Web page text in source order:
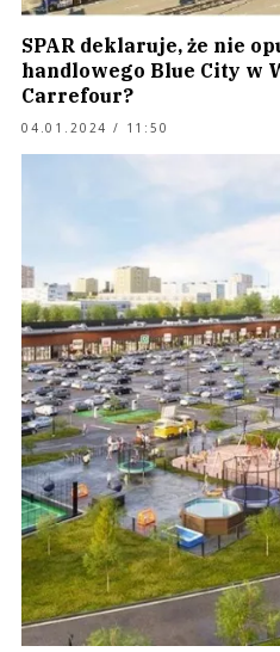
SPAR deklaruje, że nie
handlowego Blue City w
Carrefour?
04.01.2024 / 11:50